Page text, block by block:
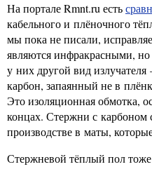
На портале Rmnt.ru есть
кабельного и плёночного
мы пока не писали,
являются инфракрасными,
у них другой вид
карбон, запаянный не в
Это изоляционная обмотка,
концах. Стержни с карбоном
производстве в маты,
Стержневой тёплый пол